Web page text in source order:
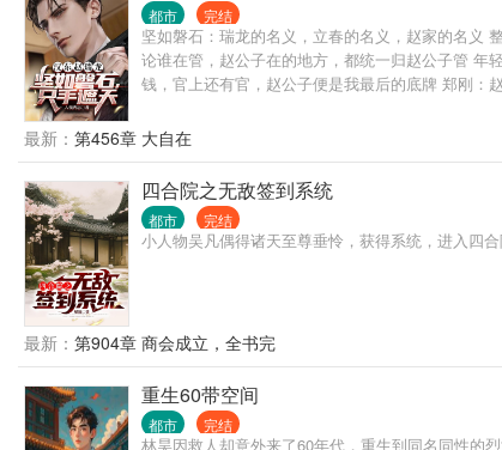
都市 完结
坚如磐石：瑞龙的名义，立春的名义，赵家的名义
论谁在管，赵公子在的地方，都统一归赵公子管
钱，官上还有官，赵公子便是我最后的底牌 郑刚：
阶下囚！ 祁同伟：感谢赵公子让我与高小琴白头到
赵家 高明远：我想谈生意，赵公子偏要跟我谈生死
最新： 第456章 大自在
四合院之无敌签到系统
都市 完结
小人物吴凡偶得诸天至尊垂怜，获得系统，进入四
最新： 第904章 商会成立，全书完
重生60带空间
都市 完结
林昊因救人却意外来了60年代，重生到同名同性的